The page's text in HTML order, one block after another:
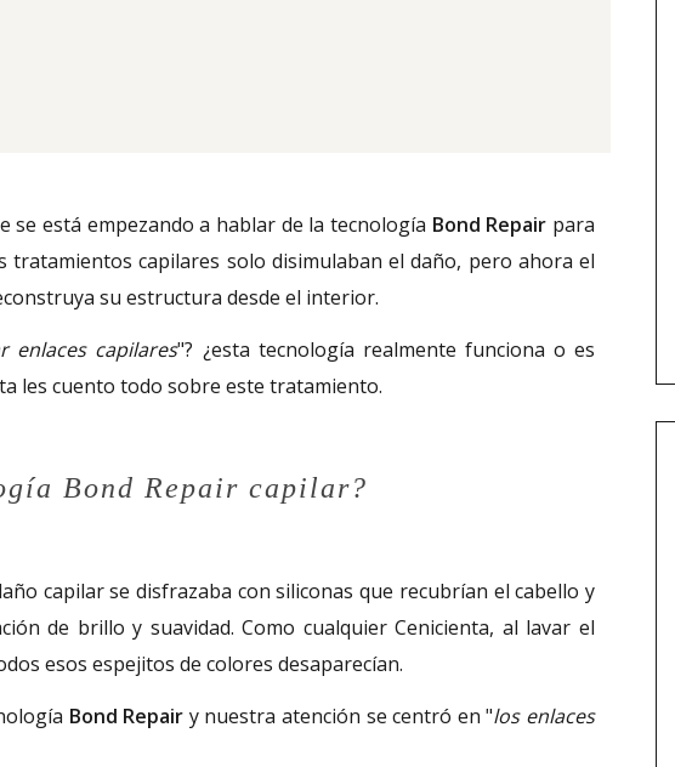
se está empezando a hablar de la tecnología Bond Repair para
tratamientos capilares solo disimulaban el daño, pero ahora el
su estructura desde el interior.
enlaces capilares"? ¿esta tecnología realmente funciona o es
les cuento todo sobre este tratamiento.
Bond Repair capilar?
capilar se disfrazaba con siliconas que recubrían el cabello y
de brillo y suavidad. Como cualquier Cenicienta, al lavar el
esos espejitos de colores desaparecían.
Bond Repair y nuestra atención se centró en "los enlaces